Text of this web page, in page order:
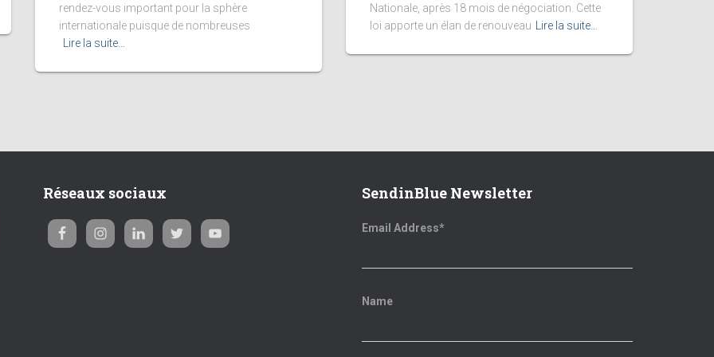
rendez-vous important pour la sphère
internationale puisque de nombreuses
Lire la suite…
Nationale, après 18 mois de négociation. Cette
loi apporte un élan de renouveau
Lire la suite…
Réseaux sociaux SendinBlue Newsletter
Email Address*
Name